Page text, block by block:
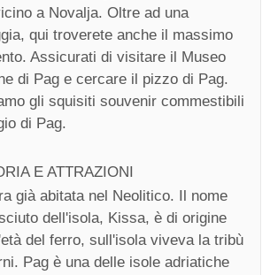
a Novalja. Oltre ad una
qui troverete anche il massimo
Assicurati di visitare il Museo
di Pag e cercare il pizzo di Pag.
gli squisiti souvenir commestibili
di Pag.
E ATTRAZIONI
già abitata nel Neolitico. Il nome
dell'isola, Kissa, è di origine
del ferro, sull'isola viveva la tribù
Pag è una delle isole adriatiche